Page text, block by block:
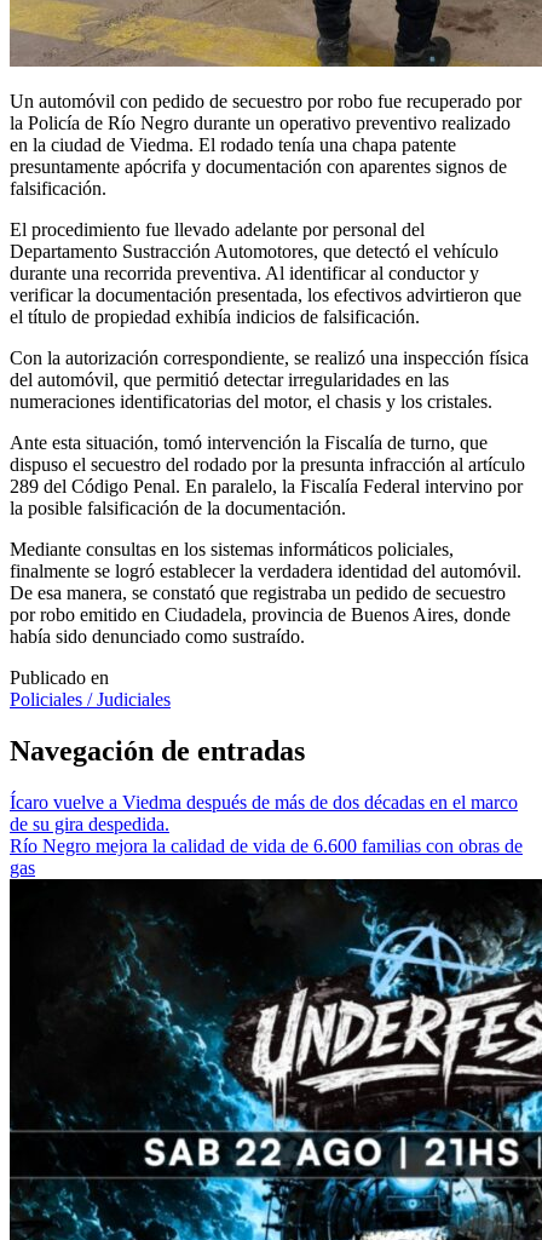
Un automóvil con pedido de secuestro por robo fue recuperado por
la Policía de Río Negro durante un operativo preventivo realizado
en la ciudad de Viedma. El rodado tenía una chapa patente
presuntamente apócrifa y documentación con aparentes signos de
falsificación.
El procedimiento fue llevado adelante por personal del
Departamento Sustracción Automotores, que detectó el vehículo
durante una recorrida preventiva. Al identificar al conductor y
verificar la documentación presentada, los efectivos advirtieron que
el título de propiedad exhibía indicios de falsificación.
Con la autorización correspondiente, se realizó una inspección física
del automóvil, que permitió detectar irregularidades en las
numeraciones identificatorias del motor, el chasis y los cristales.
Ante esta situación, tomó intervención la Fiscalía de turno, que
dispuso el secuestro del rodado por la presunta infracción al artículo
289 del Código Penal. En paralelo, la Fiscalía Federal intervino por
la posible falsificación de la documentación.
Mediante consultas en los sistemas informáticos policiales,
finalmente se logró establecer la verdadera identidad del automóvil.
De esa manera, se constató que registraba un pedido de secuestro
por robo emitido en Ciudadela, provincia de Buenos Aires, donde
había sido denunciado como sustraído.
Publicado en
Policiales / Judiciales
Navegación de entradas
Ícaro vuelve a Viedma después de más de dos décadas en el marco
de su gira despedida.
Río Negro mejora la calidad de vida de 6.600 familias con obras de
gas